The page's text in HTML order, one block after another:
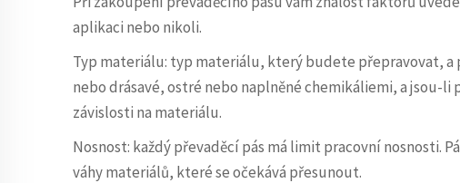
aplikaci nebo nikoli.
Typ materiálu: typ materiálu, který budete přepravovat, a
nebo drásavé, ostré nebo naplněné chemikáliemi, a jsou-
závislosti na materiálu.
Nosnost: každý převaděcí pás má limit pracovní nosnosti.
váhy materiálů, které se očekává přesunout.